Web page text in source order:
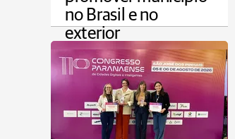
no Brasil e no
exterior
CAMPOS GERAIS